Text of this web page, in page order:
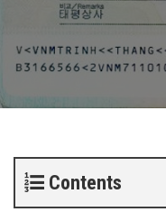
Contents